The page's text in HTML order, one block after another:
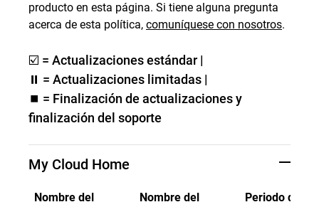
producto en esta página. Si tiene alguna pregunta
acerca de esta política, comuníquese con nosotros.
☑️ = Actualizaciones estándar |
⏸ = Actualizaciones limitadas |
⏹️ = Finalización de actualizaciones y
finalización del soporte
My Cloud Home
Nombre del
Nombre del
Periodo de